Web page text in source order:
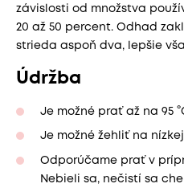
závislosti od množstva
20 až 50 percent. Odhad
strieda aspoň dva, lepšie
Údržba
Je možné prať až na 95
Je možné žehliť na
Odporúčame prať v
Nebieli sa, nečistí sa